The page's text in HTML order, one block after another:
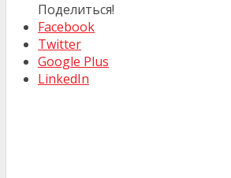
Поделиться!
Facebook
Twitter
Google Plus
LinkedIn